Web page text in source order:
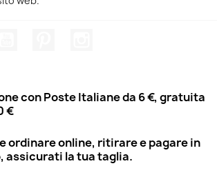
con Poste Italiane da 6 €, gratuita
€
ordinare online, ritirare e pagare in
assicurati la tua taglia.